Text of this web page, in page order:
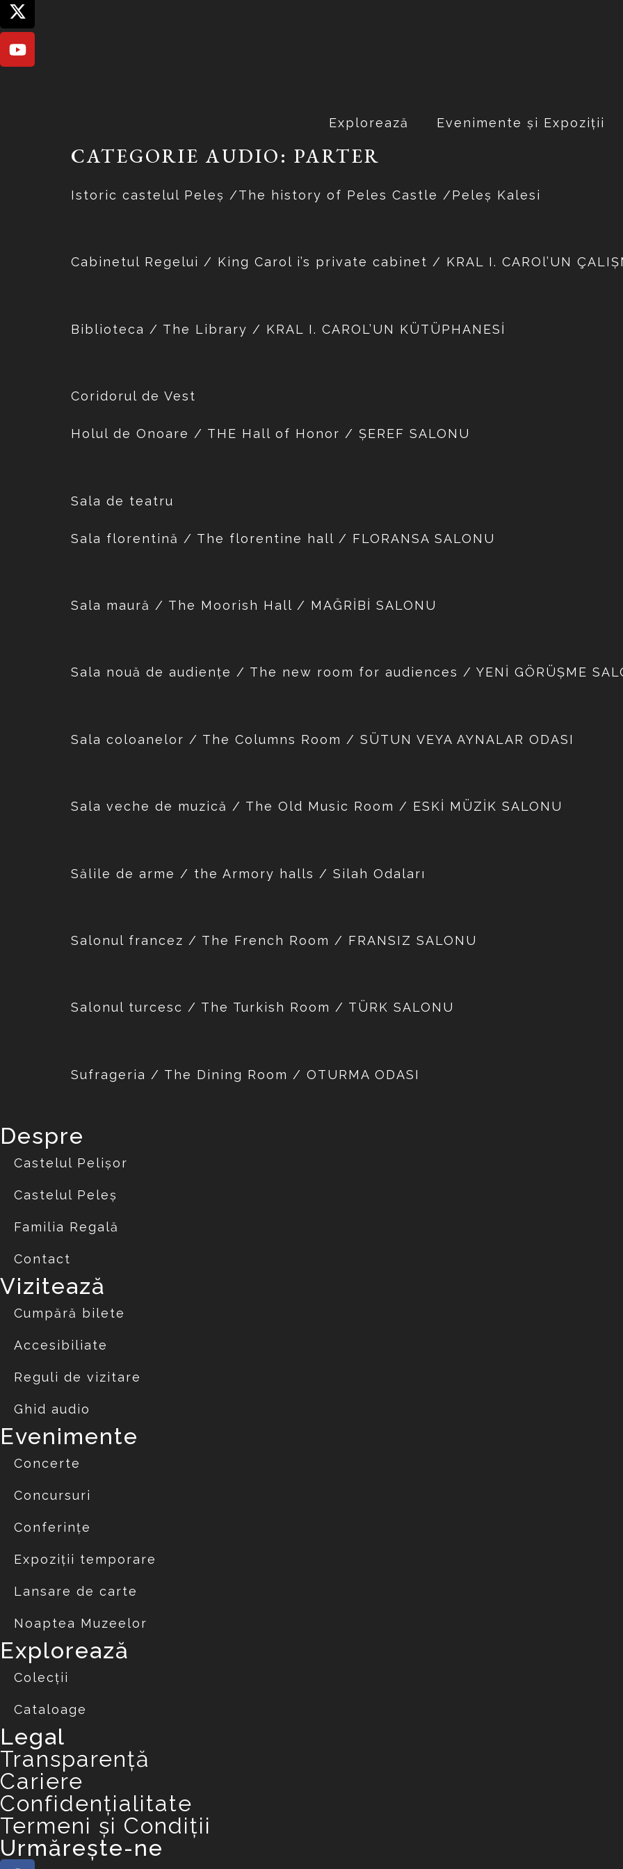
Explorează Evenimente și Expoziții
CATEGORIE AUDIO: PARTER
Istoric castelul Peleș /The history of Peles Castle /Peleş Kalesi
Cabinetul Regelui / King Carol i’s private cabinet / KRAL I. CAROl’UN
Biblioteca / The Library / KRAL I. CAROL’UN KÜTÜPHANESİ
Coridorul de Vest
Holul de Onoare / THE Hall of Honor / ŞEREF SALONU
Sala de teatru
Sala florentină / The florentine hall / FLORANSA SALONU
Sala maură / The Moorish Hall / MAĞRİBİ SALONU
Sala nouă de audiențe / The new room for audiences / YENİ GÖRÜŞME
Sala coloanelor / The Columns Room / SÜTUN VEYA AYNALAR ODASI
Sala veche de muzică / The Old Music Room / ESKİ MÜZİK SALONU
Sălile de arme / the Armory halls / Silah Odaları
Salonul francez / The French Room / FRANSIZ SALONU
Salonul turcesc / The Turkish Room / TÜRK SALONU
Sufrageria / The Dining Room / OTURMA ODASI
Despre
Castelul Pelișor
Castelul Peleș
Familia Regală
Contact
Vizitează
Cumpără bilete
Accesibiliate
Reguli de vizitare
Ghid audio
Evenimente
Concerte
Concursuri
Conferințe
Expoziții temporare
Lansare de carte
Noaptea Muzeelor
Explorează
Colecții
Cataloage
Legal
Transparență
Cariere
Confidențialitate
Termeni și Condiții
Urmărește-ne